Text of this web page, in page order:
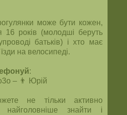
може бути кожен,
16 років (молодші беруть
батьків) і хто має
на велосипеді.
:
– 👨 Юрій
не тільки активно
знайти і